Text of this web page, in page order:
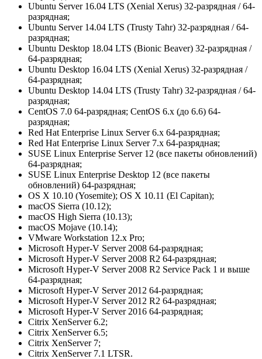
Ubuntu Server 16.04 LTS (Xenial Xerus) 32-разрядная / 64-
разрядная;
Ubuntu Server 14.04 LTS (Trusty Tahr) 32-разрядная / 64-
разрядная;
Ubuntu Desktop 18.04 LTS (Bionic Beaver) 32-разрядная /
64-разрядная;
Ubuntu Desktop 16.04 LTS (Xenial Xerus) 32-разрядная /
64-разрядная;
Ubuntu Desktop 14.04 LTS (Trusty Tahr) 32-разрядная / 64-
разрядная;
CentOS 7.0 64-разрядная; CentOS 6.х (до 6.6) 64-
разрядная;
Red Hat Enterprise Linux Server 6.x 64-разрядная;
Red Hat Enterprise Linux Server 7.x 64-разрядная;
SUSE Linux Enterprise Server 12 (все пакеты обновлений)
64-разрядная;
SUSE Linux Enterprise Desktop 12 (все пакеты
обновлений) 64-разрядная;
OS X 10.10 (Yosemite); OS X 10.11 (El Capitan);
macOS Sierra (10.12);
macOS High Sierra (10.13);
macOS Mojave (10.14);
VMware Workstation 12.x Pro;
Microsoft Hyper-V Server 2008 64-разрядная;
Microsoft Hyper-V Server 2008 R2 64-разрядная;
Microsoft Hyper-V Server 2008 R2 Service Pack 1 и выше
64-разрядная;
Microsoft Hyper-V Server 2012 64-разрядная;
Microsoft Hyper-V Server 2012 R2 64-разрядная;
Microsoft Hyper-V Server 2016 64-разрядная;
Citrix XenServer 6.2;
Citrix XenServer 6.5;
Citrix XenServer 7;
Citrix XenServer 7.1 LTSR.